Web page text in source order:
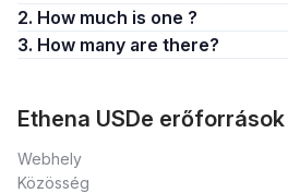
2. How much is one ?
3. How many are there?
Ethena USDe erőforrások
Webhely
Közösség